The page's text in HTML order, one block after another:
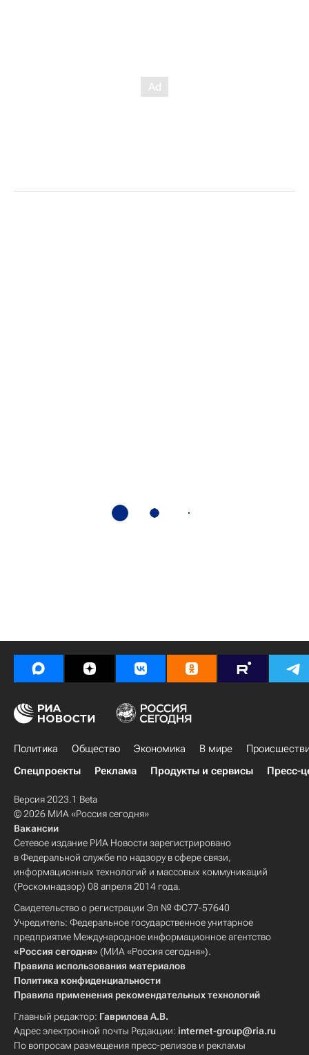
Политика Общество Экономика В мире
Спецпроекты
Реклама Продукты и сервисы Пресс-
Версия 2023.1 Beta
© 2026 МИА «Россия сегодня»
Вакансии
Сетевое издание РИА Новости зарегистрировано
в Федеральной службе по надзору в сфере связи,
информационных технологий и массовых коммуникаций
(Роскомнадзор) 08 апреля 2014 года.
Свидетельство о регистрации Эл № ФС77-57640
Учредитель: Федеральное государственное унитарное
предприятие Международное информационное агентство
«Россия сегодня» (МИА «Россия сегодня»).
Правила использования материалов
Политика конфиденциальности
Правила применения рекомендательных технологий
Главный редактор: Гаврилова А.В.
Адрес электронной почты Редакции: internet-group@ria.ru
По вопросам размещения пресс-релизов и рекламы